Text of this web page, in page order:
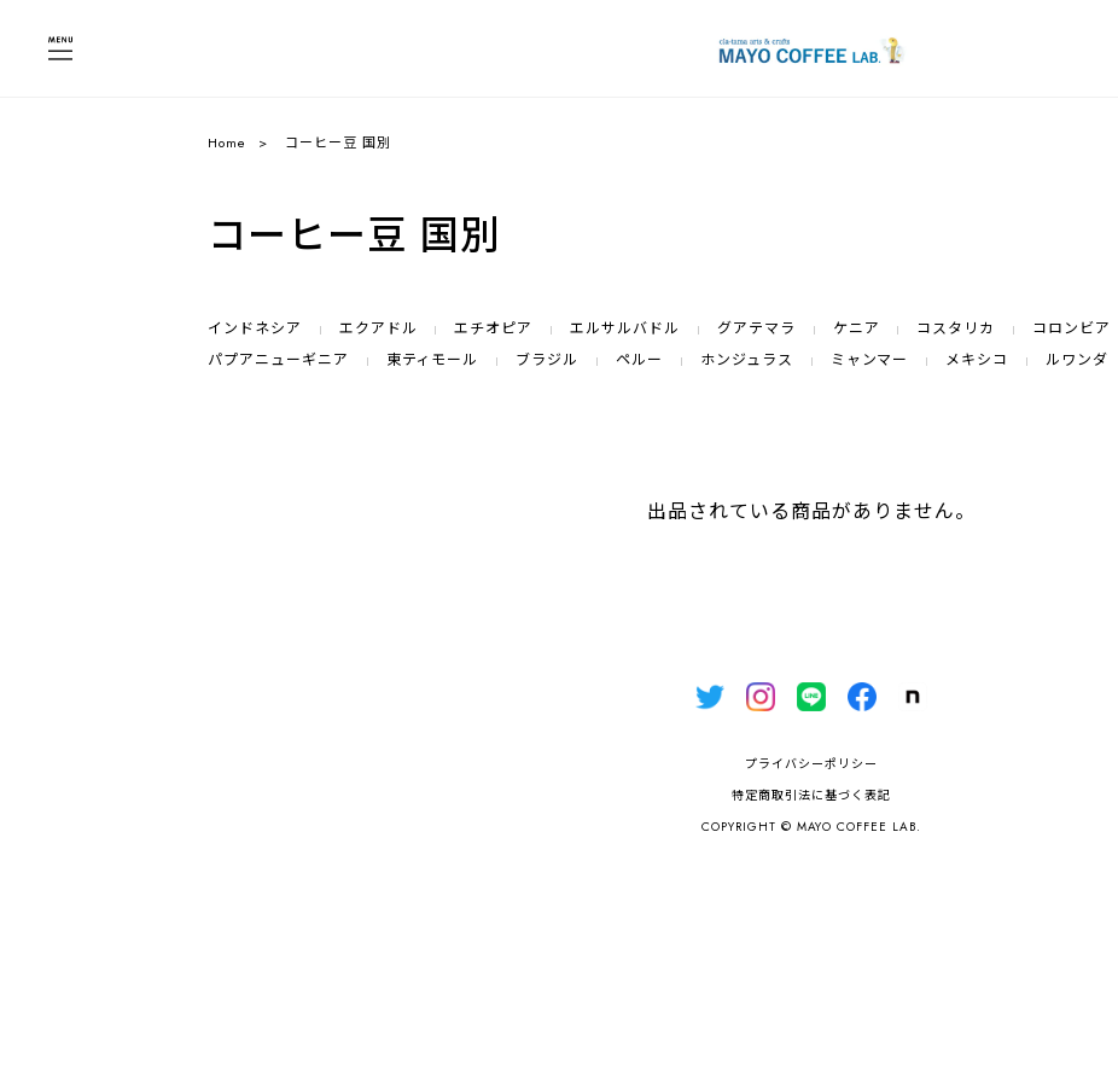
Home コーヒー豆 国別
コーヒー豆 国別
インドネシア エクアドル エチオピア エルサルバドル グアテマラ ケニア コスタリカ コロンビア
パプアニューギニア
東ティモール ブラジル ペルー ホンジュラス ミャンマー メキシコ ルワンダ
出品されている商品がありません。
プライバシーポリシー
特定商取引法に基づく表記
COPYRIGHT © MAYO COFFEE LAB.